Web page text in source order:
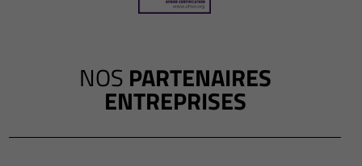
NOS PARTENAIRES
ENTREPRISES